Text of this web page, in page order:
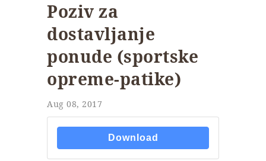
Poziv za
dostavljanje
ponude (sportske
opreme-patike)
Aug 08, 2017
Download